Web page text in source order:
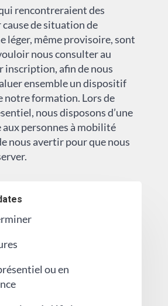
rencontreraient des
de situation de
léger, même provisoire, sont
nous consulter au
inscription, afin de nous
ensemble un dispositif
notre formation. Lors de
nous disposons d’une
aux personnes à mobilité
nous avertir pour que nous
ou en